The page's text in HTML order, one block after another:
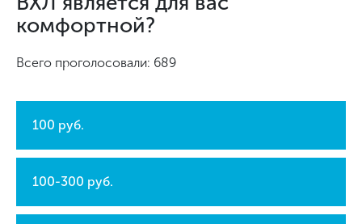
комфортной?
Всего проголосовали: 689
100 руб.
100-300 руб.